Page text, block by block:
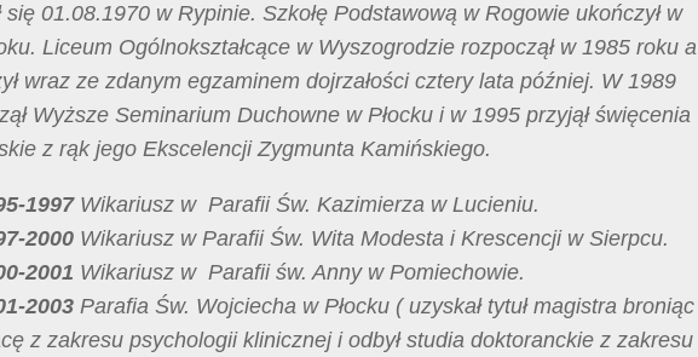
się 01.08.1970 w Rypinie. Szkołę Podstawową w Rogowie ukończył w
Liceum Ogólnokształcące w Wyszogrodzie rozpoczął w 1985 roku a
wraz ze zdanym egzaminem dojrzałości cztery lata później. W 1989
Wyższe Seminarium Duchowne w Płocku i w 1995 przyjął święcenia
z rąk jego Ekscelencji Zygmunta Kamińskiego.
1997 Wikariusz w Parafii Św. Kazimierza w Lucieniu.
2000 Wikariusz w Parafii Św. Wita Modesta i Krescencji w Sierpcu.
2001 Wikariusz w Parafii św. Anny w Pomiechowie.
2003 Parafia Św. Wojciecha w Płocku ( uzyskał tytuł magistra broniąc
z zakresu psychologii klinicznej i odbył studia doktoranckie z zakresu